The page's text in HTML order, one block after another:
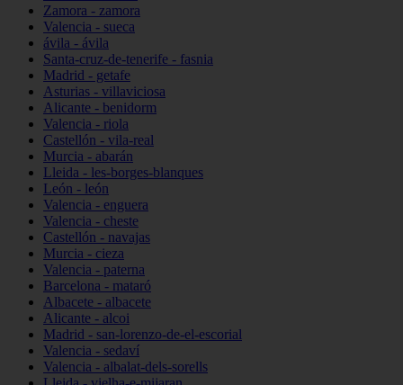
Zamora - zamora
Valencia - sueca
ávila - ávila
Santa-cruz-de-tenerife - fasnia
Madrid - getafe
Asturias - villaviciosa
Alicante - benidorm
Valencia - riola
Castellón - vila-real
Murcia - abarán
Lleida - les-borges-blanques
León - león
Valencia - enguera
Valencia - cheste
Castellón - navajas
Murcia - cieza
Valencia - paterna
Barcelona - mataró
Albacete - albacete
Alicante - alcoi
Madrid - san-lorenzo-de-el-escorial
Valencia - sedaví
Valencia - albalat-dels-sorells